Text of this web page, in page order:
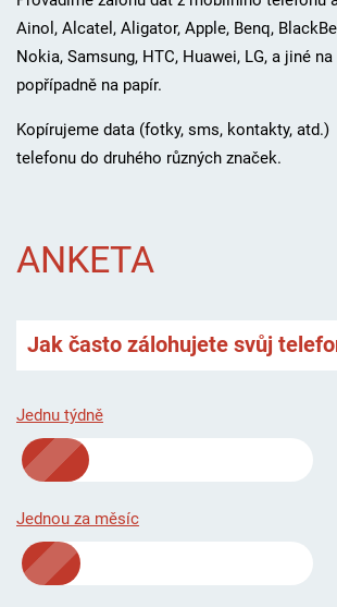
Ainol, Alcatel, Aligator, Apple, Benq,
Nokia, Samsung, HTC, Huawei, LG, a jiné
popřípadně na papír.
Kopírujeme data (fotky, sms, kontakty, atd.)
telefonu do druhého různých značek.
ANKETA
Jak často zálohujete svůj
Jednu týdně
Jednou za měsíc